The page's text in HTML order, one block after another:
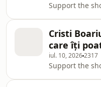
Support the
Cristi
care îți
iul. 10, 20262317
Support the